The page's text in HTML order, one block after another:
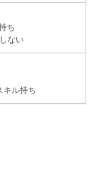
ち
ない
キル持ち